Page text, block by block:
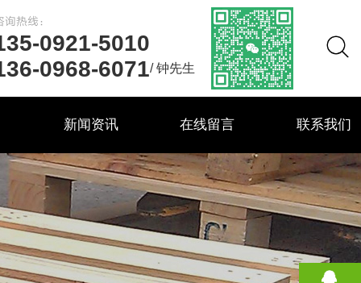
询热线：
0921-5010
0968-6071/ 钟先生
新闻资讯 在线留言 联系我们